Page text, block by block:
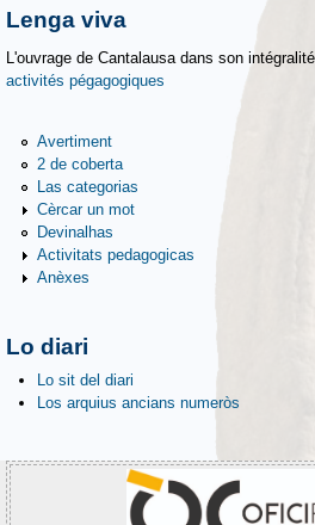
Lenga viva
L'ouvrage de Cantalausa dans son
activités pégagogiques
Avertiment
2 de coberta
Las categorias
Cèrcar un mot
Devinalhas
Activitats pedagogicas
Anèxes
Lo diari
Lo sit del diari
Los arquius ancians numeròs